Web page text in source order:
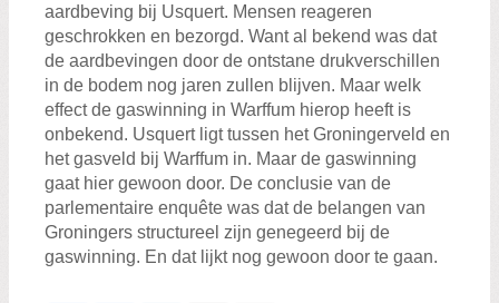
aardbeving bij Usquert. Mensen reageren
geschrokken en bezorgd. Want al bekend was dat
de aardbevingen door de ontstane drukverschillen
in de bodem nog jaren zullen blijven. Maar welk
effect de gaswinning in Warffum hierop heeft is
onbekend. Usquert ligt tussen het Groningerveld en
het gasveld bij Warffum in. Maar de gaswinning
gaat hier gewoon door. De conclusie van de
parlementaire enquête was dat de belangen van
Groningers structureel zijn genegeerd bij de
gaswinning. En dat lijkt nog gewoon door te gaan.